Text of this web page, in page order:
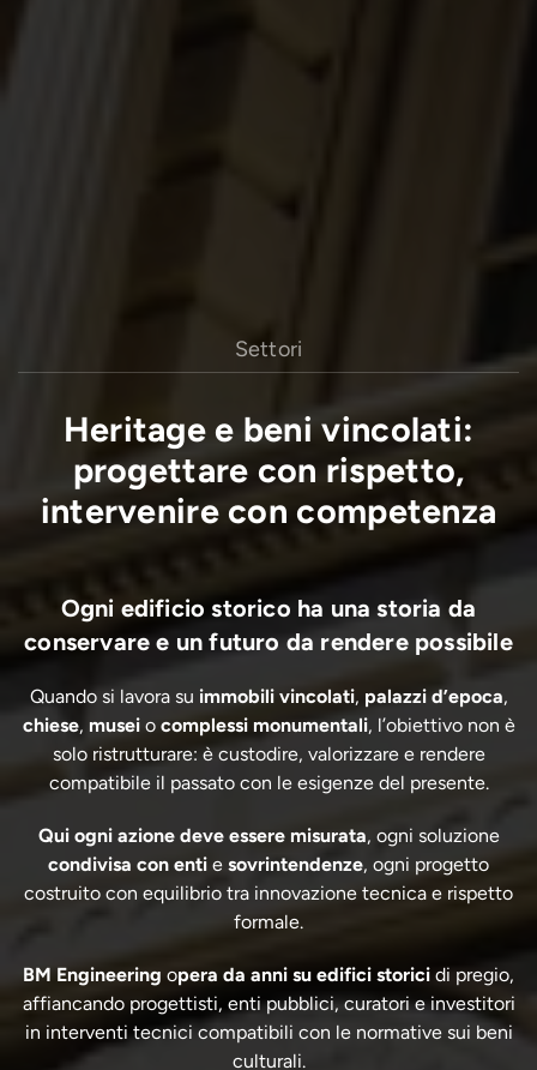
Settori
Heritage e beni vincolati:
progettare con rispetto,
intervenire con competenza
Ogni edificio storico ha una storia da
conservare e un futuro da rendere possibile
Quando si lavora su immobili vincolati, palazzi d’epoca,
chiese, museio complessi monumentali, l’obiettivo non è
solo ristrutturare: è custodire, valorizzare e rendere
compatibile il passato con le esigenze del presente.
Qui ogni azione deve essere misurata, ogni soluzione
condivisa con enti e sovrintendenze, ogni progetto
costruito con equilibrio tra innovazione tecnica e rispetto
formale.
BM Engineering opera da anni su edifici storici di pregio,
affiancando progettisti, enti pubblici, curatori e investitori
in interventi tecnici compatibili con le normative sui beni
culturali.